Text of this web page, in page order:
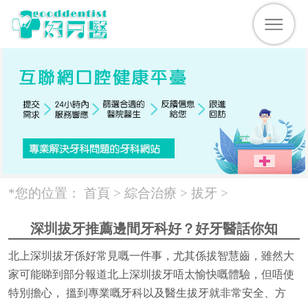
*您的位置： 首頁 > 綜合治療 > 拔牙 >
深圳拔牙推薦邊間牙科好？好牙醫話你知
北上深圳拔牙係好常見嘅一件事，尤其係拔智慧齒，雖然大
家可能睇到部分報道北上深圳拔牙唔太愉快嘅體驗，但唔使
特別擔心， 搵到專業嘅牙科以及醫生拔牙就非常安全、方